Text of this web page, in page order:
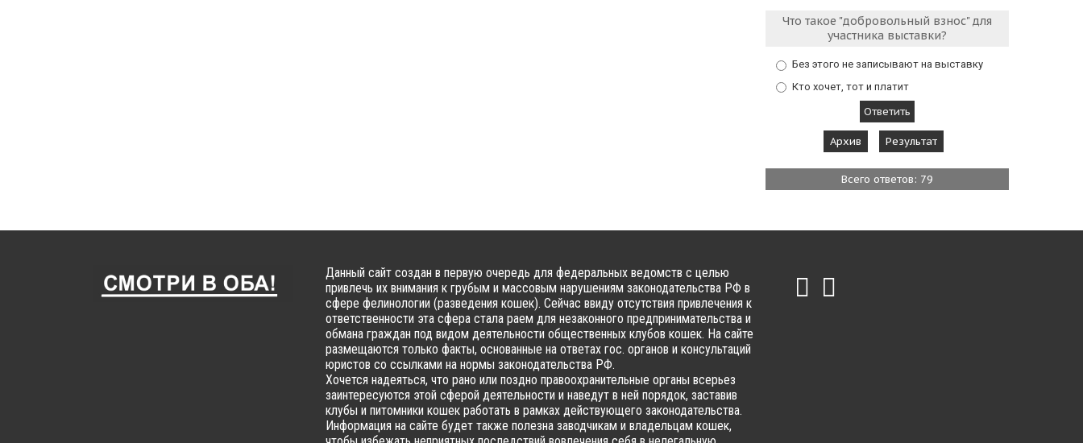
Что такое "добровольный взнос" для
участника выставки?
Без этого не записывают на выставку
Кто хочет, тот и платит
Архив Результат
Всего ответов: 79
Данный сайт создан в первую очередь для федеральных ведомств с целью
привлечь их внимания к грубым и массовым нарушениям законодательства РФ в
сфере фелинологии (разведения кошек). Сейчас ввиду отсутствия привлечения к
ответственности эта сфера стала раем для незаконного предпринимательства и
обмана граждан под видом деятельности общественных клубов кошек. На сайте
размещаются только факты, основанные на ответах гос. органов и консультаций
юристов со ссылками на нормы законодательства РФ.
Хочется надеяться, что рано или поздно правоохранительные органы всерьез
заинтересуются этой сферой деятельности и наведут в ней порядок, заставив
клубы и питомники кошек работать в рамках действующего законодательства.
Информация на сайте будет также полезна заводчикам и владельцам кошек,